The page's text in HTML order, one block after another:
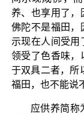
养、也享用了，
佛陀不是福田，
示现在人间受用
领受了色香味，
于双具二者，所
福田，也不能说
应供养简称